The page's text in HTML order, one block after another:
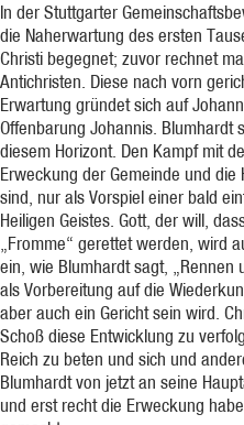
In der Stuttgarter
die Naherwartung des ersten
Christi begegnet; zuvor rechnet
Antichristen. Diese nach vorn
Erwartung gründet sich auf
Offenbarung Johannis. Blumhardt
diesem Horizont. Den Kampf mit
Erweckung der Gemeinde und
sind, nur als Vorspiel einer bald
Heiligen Geistes. Gott, der will,
„Fromme“ gerettet werden, wird
ein, wie Blumhardt sagt, „Rennen
als Vorbereitung auf die
aber auch ein Gericht sein wird.
Schoß diese Entwicklung zu
Reich zu beten und sich und
Blumhardt von jetzt an seine
und erst recht die Erweckung